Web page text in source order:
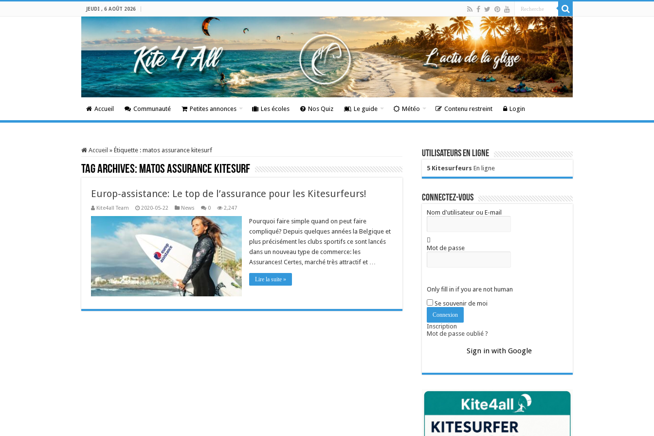
JEUDI , 6 AOÛT 2026
Accueil Communauté Petites annonces Les écoles Nos Quiz Le guide Météo Contenu restreint Login
Accueil » Étiquette : matos assurance kitesurf
Tag Archives: matos assurance kitesurf
Europ-assistance: Le top de l’assurance pour les Kitesurfeurs!
Kite4all Team 2020-05-22 News 0 2,247
Pourquoi faire simple quand on peut faire
compliqué? Depuis quelques années la Belgique et
plus précisément les clubs sportifs ce sont lancés
dans un nouveau type de commerce: les
Assurances! Certes, marché très attractif et …
Lire la suite »
Utilisateurs en ligne
5 Kitesurfeurs En ligne
Connectez-vous
Nom d'utilisateur ou E-mail
Mot de passe
Only fill in if you are not human
Se souvenir de moi
Inscription
Mot de passe oublié ?
Sign in with Google